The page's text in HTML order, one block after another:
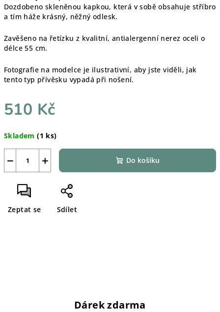
Dozdobeno skleněnou kapkou, která v sobě obsahuje stříbro
a tím háže krásný, něžný odlesk.
Zavěšeno na řetízku z kvalitní, antialergenní nerez oceli o
délce 55 cm.
Fotografie na modelce je ilustrativní, aby jste viděli, jak
tento typ přívěsku vypadá při nošení.
510 Kč
cena:
Skladem(1 ks)
+
− Do košíku
Zeptat se Sdílet
Dárek zdarma